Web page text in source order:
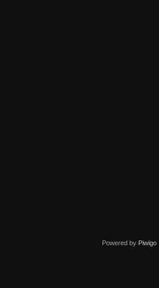
Powered by Piwigo